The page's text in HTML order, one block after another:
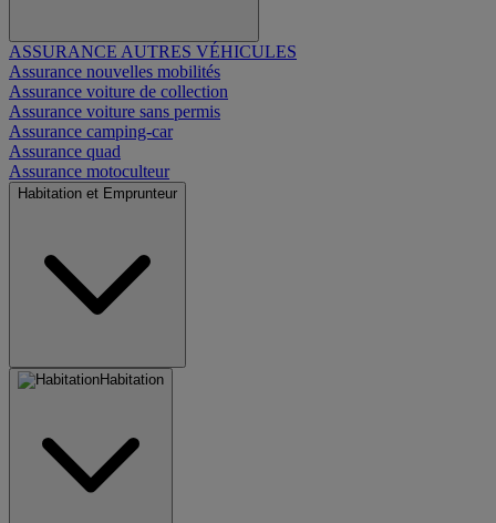
ASSURANCE AUTRES VÉHICULES
Assurance nouvelles mobilités
Assurance voiture de collection
Assurance voiture sans permis
Assurance camping-car
Assurance quad
Assurance motoculteur
Habitation et Emprunteur
Habitation